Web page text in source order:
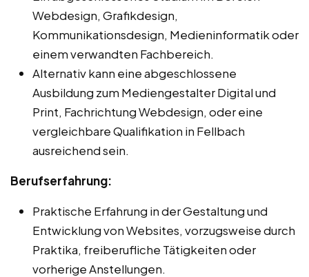
Webdesign, Grafikdesign,
Kommunikationsdesign, Medieninformatik oder
einem verwandten Fachbereich.
Alternativ kann eine abgeschlossene
Ausbildung zum Mediengestalter Digital und
Print, Fachrichtung Webdesign, oder eine
vergleichbare Qualifikation in Fellbach
ausreichend sein.
Berufserfahrung:
Praktische Erfahrung in der Gestaltung und
Entwicklung von Websites, vorzugsweise durch
Praktika, freiberufliche Tätigkeiten oder
vorherige Anstellungen.